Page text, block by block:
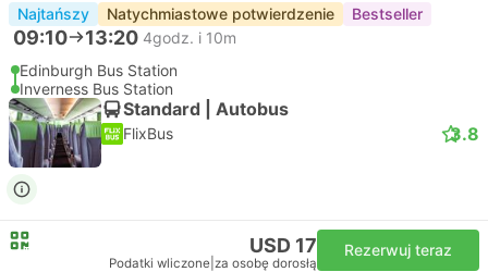
Najtańszy Natychmiastowe potwierdzenie Bestseller
09:10 13:20 4godz. i 10m
Edinburgh Bus Station
Inverness Bus Station
Standard | Autobus
FlixBus 3.8
USD 17
Podatki wliczone za osobę dorosłą
Rezerwuj teraz